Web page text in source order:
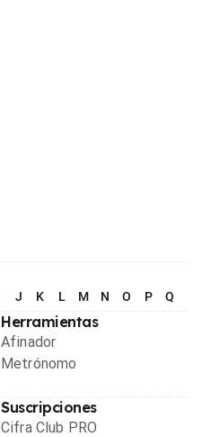
J K L M N O P Q
Herramientas
Afinador
Metrónomo
Suscripciones
Cifra Club PRO